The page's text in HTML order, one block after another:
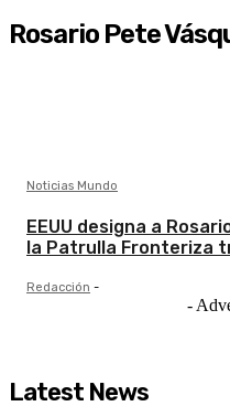
Rosario Pete
Noticias Mundo
EEUU designa a
la Patrulla Fronteriza
Redacción -
-
Latest News